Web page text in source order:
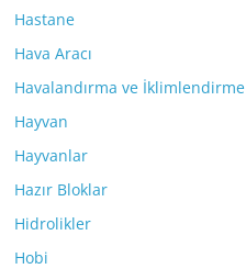
Hastane
Hava Aracı
Havalandırma ve İklimlendirme
Hayvan
Hayvanlar
Hazır Bloklar
Hidrolikler
Hobi